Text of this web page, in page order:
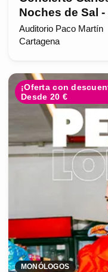
Noches de Sal
Auditorio Paco Martín
Cartagena
¡Oferta con
Desde 20 €
MONÓLOGOS